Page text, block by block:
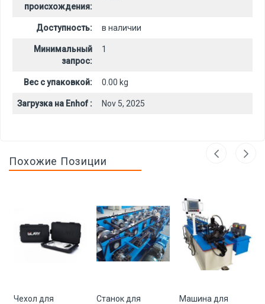
происхождения:
Доступность: в наличии
Минимальный
запрос:
1
Вес с упаковкой: 0.00 kg
Загрузка на Enhof : Nov 5, 2025
Похожие Позиции
Чехол для
Станок для
Машина для